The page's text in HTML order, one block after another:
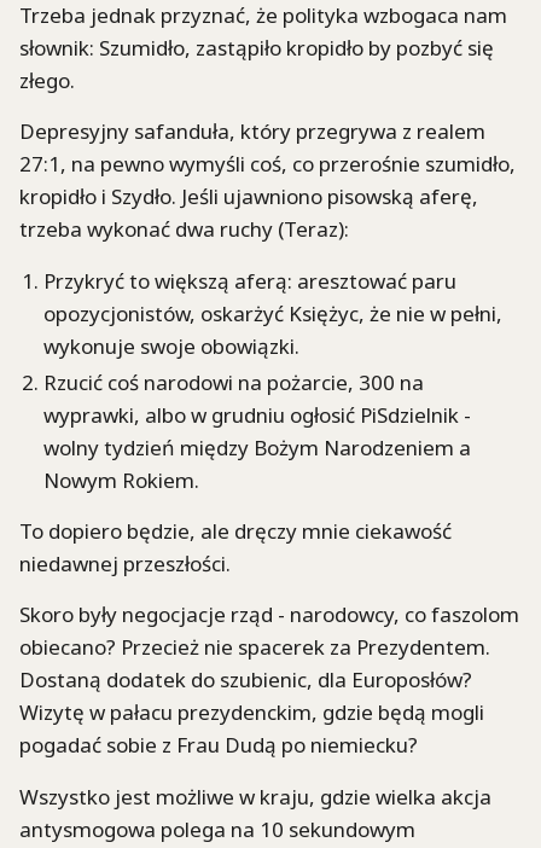
Trzeba jednak przyznać, że polityka wzbogaca nam
słownik: Szumidło, zastąpiło kropidło by pozbyć się
złego.
Depresyjny safanduła, który przegrywa z realem
27:1, na pewno wymyśli coś, co przerośnie szumidło,
kropidło i Szydło. Jeśli ujawniono pisowską aferę,
trzeba wykonać dwa ruchy (Teraz):
Przykryć to większą aferą: aresztować paru
opozycjonistów, oskarżyć Księżyc, że nie w pełni,
wykonuje swoje obowiązki.
Rzucić coś narodowi na pożarcie, 300 na
wyprawki, albo w grudniu ogłosić PiSdzielnik -
wolny tydzień między Bożym Narodzeniem a
Nowym Rokiem.
To dopiero będzie, ale dręczy mnie ciekawość
niedawnej przeszłości.
Skoro były negocjacje rząd - narodowcy, co faszolom
obiecano? Przecież nie spacerek za Prezydentem.
Dostaną dodatek do szubienic, dla Europosłów?
Wizytę w pałacu prezydenckim, gdzie będą mogli
pogadać sobie z Frau Dudą po niemiecku?
Wszystko jest możliwe w kraju, gdzie wielka akcja
antysmogowa polega na 10 sekundowym